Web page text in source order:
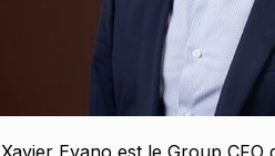
Xavier Evano est le Group CFO